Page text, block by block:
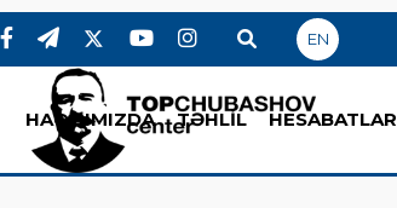
EN
HAQQIMIZDA TƏHLİL HESABATLAR